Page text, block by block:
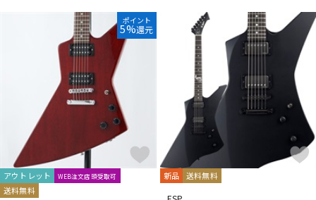
ポイント
5%還元
アウトレット WEB注文店頭受取可
送料無料
新品 送料無料